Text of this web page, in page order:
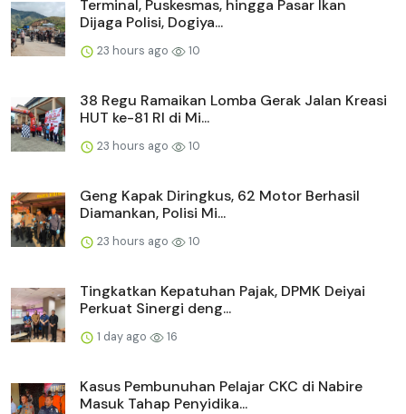
Terminal, Puskesmas, hingga Pasar Ikan
Dijaga Polisi, Dogiya...
23 hours ago 10
38 Regu Ramaikan Lomba Gerak Jalan Kreasi
HUT ke-81 RI di Mi...
23 hours ago 10
Geng Kapak Diringkus, 62 Motor Berhasil
Diamankan, Polisi Mi...
23 hours ago 10
Tingkatkan Kepatuhan Pajak, DPMK Deiyai
Perkuat Sinergi deng...
1 day ago 16
Kasus Pembunuhan Pelajar CKC di Nabire
Masuk Tahap Penyidika...